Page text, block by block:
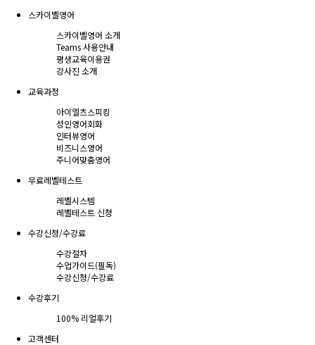
스카이벨영어
스카이벨영어 소개
Teams 사용안내
평생교육이용권
강사진 소개
교육과정
아이엘츠스피킹
성인영어회화
인터뷰영어
비즈니스영어
주니어맞춤영어
무료레벨테스트
레벨시스템
레벨테스트 신청
수강신청/수강료
수강절차
수업가이드(필독)
수강신청/수강료
수강후기
100% 리얼후기
고객센터